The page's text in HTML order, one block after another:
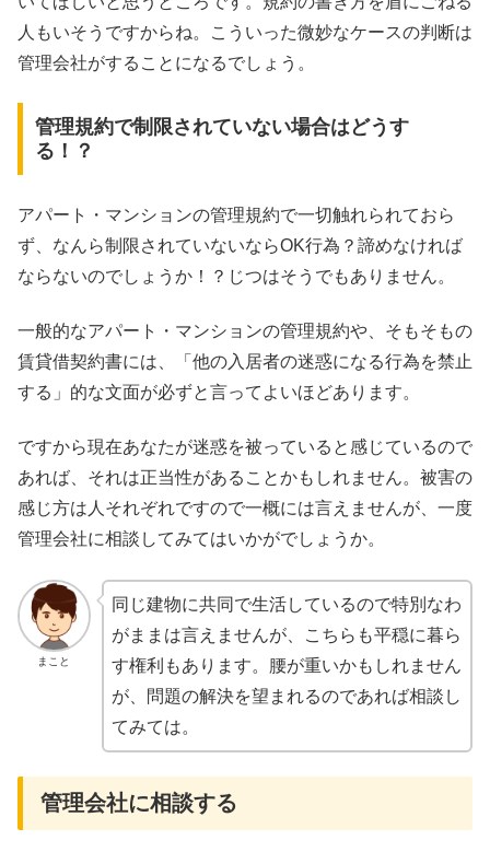
人もいそうですからね。こういった微妙なケースの判断は
管理会社がすることになるでしょう。
管理規約で制限されていない場合はどうす
る！？
アパート・マンションの管理規約で一切触れられておら
ず、なんら制限されていないならOK行為？諦めなければ
ならないのでしょうか！？じつはそうでもありません。
一般的なアパート・マンションの管理規約や、そもそもの
賃貸借契約書には、「他の入居者の迷惑になる行為を禁止
する」的な文面が必ずと言ってよいほどあります。
ですから現在あなたが迷惑を被っていると感じているので
あれば、それは正当性があることかもしれません。被害の
感じ方は人それぞれですので一概には言えませんが、一度
管理会社に相談してみてはいかがでしょうか。
まこと
同じ建物に共同で生活しているので特別なわ
がままは言えませんが、こちらも平穏に暮ら
す権利もあります。腰が重いかもしれません
が、問題の解決を望まれるのであれば相談し
てみては。
管理会社に相談する